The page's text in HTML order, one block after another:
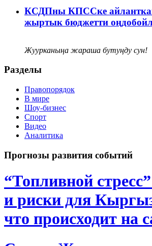
КСДПны КПССке
жыртык бюджетти
Жуурканыңа жараша бутуңду сун!
Разделы
Правопорядок
В мире
Шоу-бизнес
Спорт
Видео
Аналитика
Прогнозы развития событий
“Топливной
и риски для
что происходит на